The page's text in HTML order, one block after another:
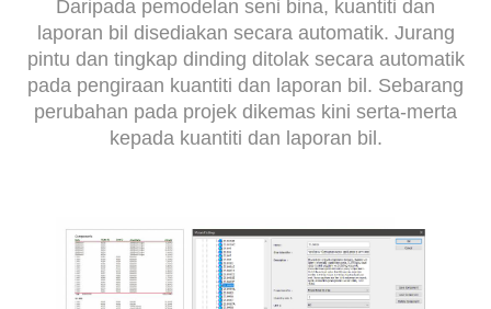
Daripada pemodelan seni bina, kuantiti dan
laporan bil disediakan secara automatik. Jurang
pintu dan tingkap dinding ditolak secara automatik
pada pengiraan kuantiti dan laporan bil. Sebarang
perubahan pada projek dikemas kini serta-merta
kepada kuantiti dan laporan bil.